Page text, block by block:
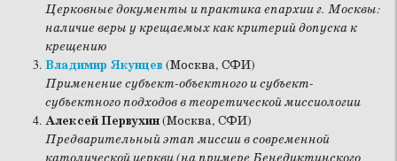
Церковные документы и практика епархии г. Москвы:
наличие веры у крещаемых как критерий допуска к
крещению
Владимир Якунцев (Москва, СФИ)
Применение субъект-объектного и субъект-
субъектного подходов в теоретической миссиологии
Алексей Первухин(Москва, СФИ)
Предварительный этап миссии в современной